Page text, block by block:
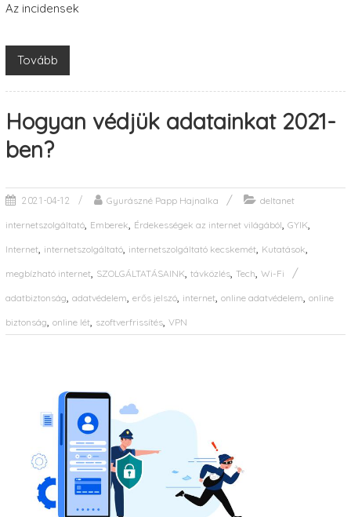
Az incidensek
Tovább
Hogyan védjük adatainkat 2021-
ben?
2021-04-12 Gyurászné Papp Hajnalka deltanet
internetszolgáltató, Emberek, Érdekességek az internet világából, GYIK,
Internet, internetszolgáltató, internetszolgáltató kecskemét, Kutatások,
megbízható internet, SZOLGÁLTATÁSAINK, távközlés, Tech, Wi-Fi
adatbiztonság, adatvédelem, erős jelszó, internet, online adatvédelem, online
biztonság, online lét, szoftverfrissítés, VPN